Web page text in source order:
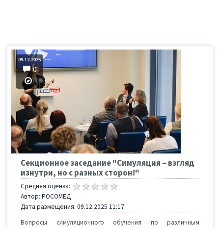
09.12.2025
0
Секционное заседание "Симуляция – взгляд
изнутри, но с разных сторон!"
Средняя оценка:
Автор: РОСОМЕД
Дата размещения: 09.12.2025 11:17
Вопросы симуляционного обучения по различным